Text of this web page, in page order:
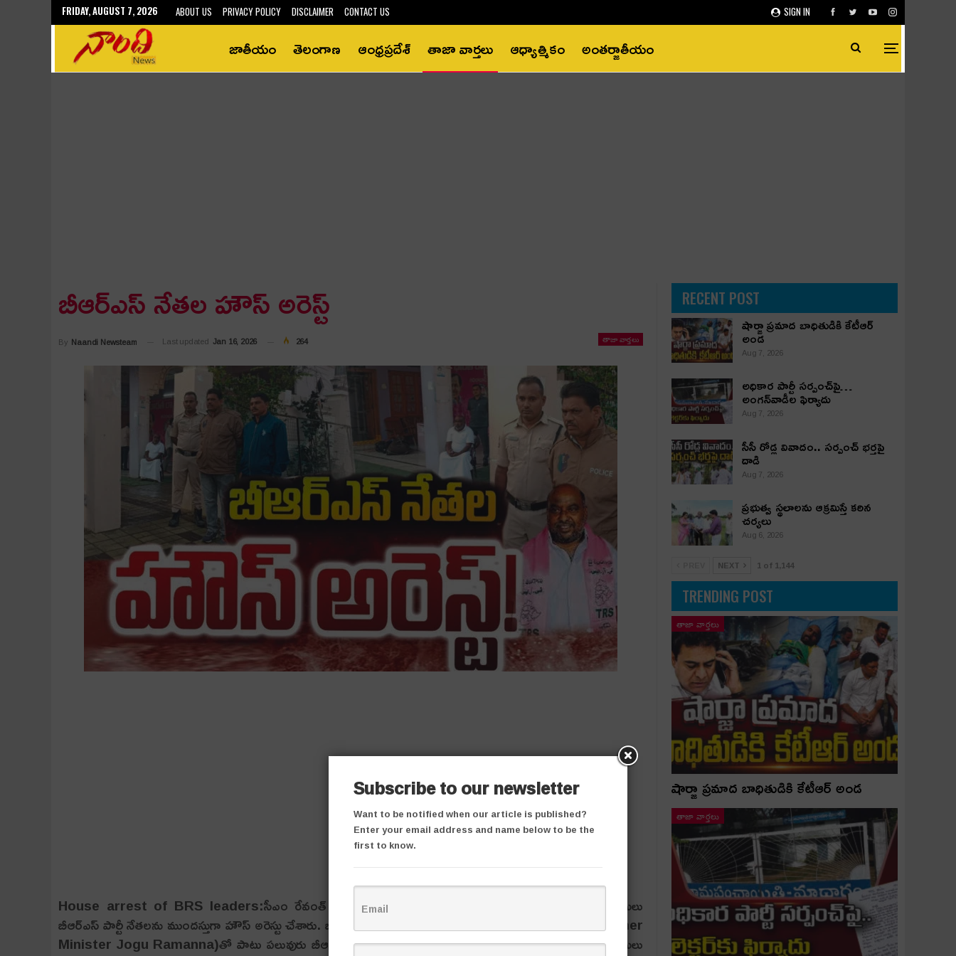
SIGN IN
FRIDAY, AUGUST 7, 2026 ABOUT US PRIVACY POLICY DISCLAIMER CONTACT US
జాతీయం తెలంగాణ ఆంధ్రప్రదేశ్‌ తాజా వార్తలు ఆధ్యాత్మికం అంతర్జాతీయం
బీఆర్ఎస్ నేత‌ల హౌస్ అరెస్ట్‌
తాజా వార్తలు
By Naandi Newsteam Last updated Jan 16, 2026 264
House arrest of BRS leaders:సీఎం రేవంత్ రెడ్డి(CM Revanth Reddy) పర్యటన నేపథ్యంలో పోలీసులు
బీఆర్ఎస్ పార్టీ నేత‌ల‌ను ముంద‌స్తుగా హౌస్ అరెస్టు చేశారు. బీఆర్ఎస్ పార్టీ జిల్లా అధ్యక్షుడు, మాజీ మంత్రి జోగు రామన్న(Former
Minister Jogu Ramanna)తో పాటు పలువురు బీఆర్ఎస్ నేతలను హౌస్ అరెస్టు చేశారు. ఆయన నివాసం వద్ద పోలీసులు
RECENT POST
షార్జా ప్రమాద బాధితుడికి కేటీఆర్
అండ
Aug 7, 2026
అధికార పార్టీ స‌ర్పంచ్‌పై…
అంగ‌న్‌వాడీల ఫిర్యాదు
Aug 7, 2026
సీసీ రోడ్ల వివాదం.. స‌ర్పంచ్ భ‌ర్త‌పై
దాడి
Aug 7, 2026
ప్రభుత్వ స్థలాలను ఆక్రమిస్తే కఠిన
చర్యలు
Aug 6, 2026
NEXT 1 of 1,144
TRENDING POST
తాజా వార్తలు
షార్జా ప్రమాద బాధితుడికి కేటీఆర్ అండ
తాజా వార్తలు
Subscribe to our newsletter
Want to be notified when our article is published?
Enter your email address and name below to be the
first to know.